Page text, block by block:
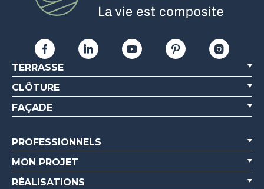
TERRASSE
CLÔTURE
FAÇADE
PROFESSIONNELS
MON PROJET
RÉALISATIONS